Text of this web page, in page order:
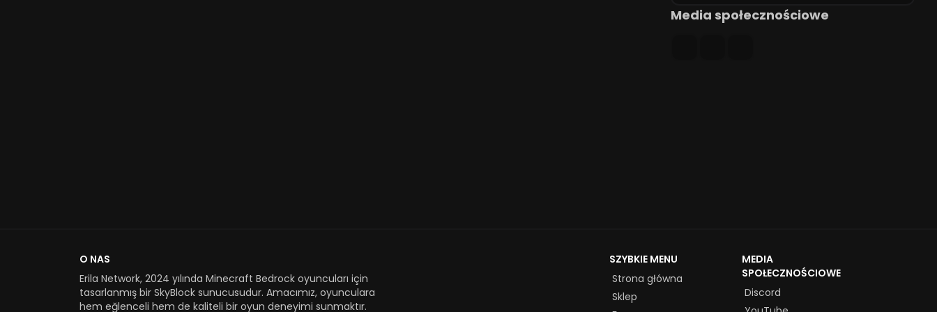
Media społecznościowe
O NAS
Erila Network, 2024 yılında Minecraft Bedrock oyuncuları için
tasarlanmış bir SkyBlock sunucusudur. Amacımız, oyunculara
hem eğlenceli hem de kaliteli bir oyun deneyimi sunmaktır.
SZYBKIE MENU
Strona główna
Sklep
MEDIA
SPOŁECZNOŚCIOWE
Discord